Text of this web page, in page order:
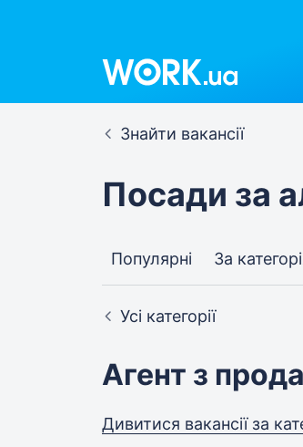
Знайти вакансії
Посади за
Популярні За
Усі категорії
Агент з
Дивитися вакансії за